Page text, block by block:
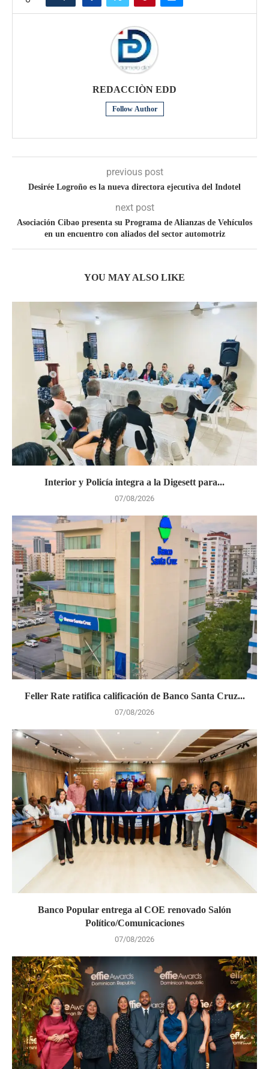
REDACCIÒN EDD
Follow Author
previous post
Desirée Logroño es la nueva directora ejecutiva del Indotel
next post
Asociación Cibao presenta su Programa de Alianzas de Vehículos
en un encuentro con aliados del sector automotriz
YOU MAY ALSO LIKE
Interior y Policía integra a la Digesett para...
07/08/2026
Feller Rate ratifica calificación de Banco Santa Cruz...
07/08/2026
Banco Popular entrega al COE renovado Salón
Político/Comunicaciones
07/08/2026